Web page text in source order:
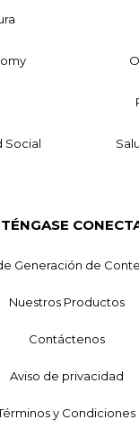
Social
Generación de
Nuestros Productos
Contáctenos
Aviso de privacidad
y Condiciones